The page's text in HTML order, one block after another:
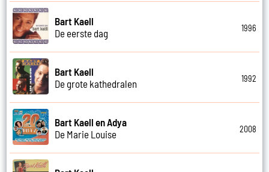
Bart Kaell
De eerste dag
1996
Bart Kaell
De grote kathedralen
1992
Bart Kaell en Adya
De Marie Louise
2008